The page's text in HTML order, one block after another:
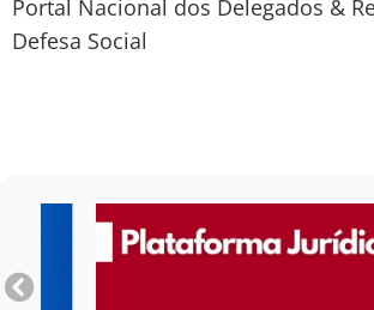
Portal Nacional dos Delegados &
Defesa Social